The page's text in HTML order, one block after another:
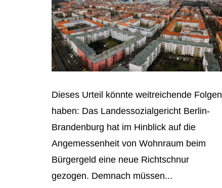
Dieses Urteil könnte weitreichende Folgen
haben: Das Landessozialgericht Berlin-
Brandenburg hat im Hinblick auf die
Angemessenheit von Wohnraum beim
Bürgergeld eine neue Richtschnur
gezogen. Demnach müssen...